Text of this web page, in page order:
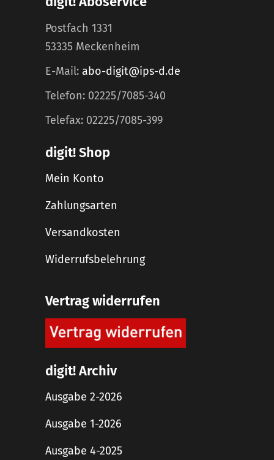
Postfach 1331
53335 Meckenheim
E-Mail: abo-digit@ips-d.de
Telefon: 02225/7085-340
Telefax: 02225/7085-399
digit! Shop
Mein Konto
Zahlungsarten
Versandkosten
Widerrufsbelehrung
Vertrag widerrufen
digit! Archiv
Ausgabe 2-2026
Ausgabe 1-2026
Ausgabe 4-2025